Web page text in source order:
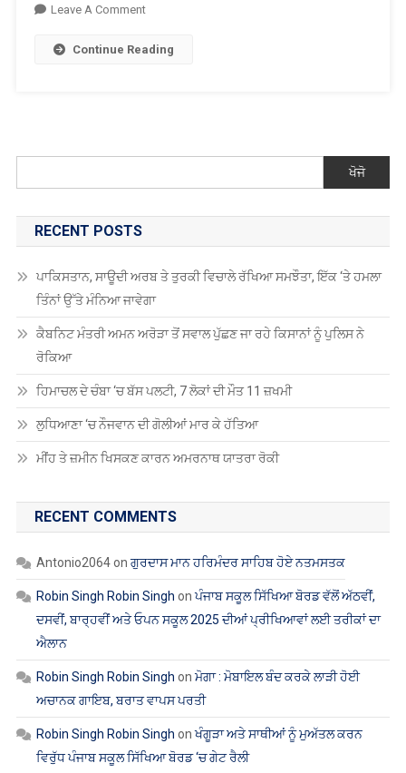
Leave A CommentOn
ਦੀ
ਅਪੀਲ
ਕਾਰੋਬਾਰੀਆਂ
ਪੱਟੀਆਂ
ਬੰਨ੍ਹ
ਕੇ
ਜਤਾਇਆ
Continue Reading
ਖੋਜੋ
RECENT POSTS
ਪਾਕਿਸਤਾਨ, ਸਾਊਦੀ ਅਰਬ ਤੇ ਤੁਰਕੀ ਵਿਚਾਲੇ ਰੱਖਿਆ ਸਮਝੌਤਾ, ਇੱਕ ‘ਤੇ ਹਮਲਾ
ਤਿੰਨਾਂ ਉੱਤੇ ਮੰਨਿਆ ਜਾਵੇਗਾ
ਕੈਬਨਿਟ ਮੰਤਰੀ ਅਮਨ ਅਰੋੜਾ ਤੋਂ ਸਵਾਲ ਪੁੱਛਣ ਜਾ ਰਹੇ ਕਿਸਾਨਾਂ ਨੂੰ ਪੁਲਿਸ ਨੇ
ਰੋਕਿਆ
ਹਿਮਾਚਲ ਦੇ ਚੰਬਾ ‘ਚ ਬੱਸ ਪਲਟੀ, 7 ਲੋਕਾਂ ਦੀ ਮੌਤ 11 ਜ਼ਖਮੀ
ਲੁਧਿਆਣਾ ‘ਚ ਨੌਜਵਾਨ ਦੀ ਗੋਲੀਆਂ ਮਾਰ ਕੇ ਹੱਤਿਆ
ਮੀਂਹ ਤੇ ਜ਼ਮੀਨ ਖਿਸਕਣ ਕਾਰਨ ਅਮਰਨਾਥ ਯਾਤਰਾ ਰੋਕੀ
RECENT COMMENTS
Antonio2064on ਗੁਰਦਾਸ ਮਾਨ ਹਰਿਮੰਦਰ ਸਾਹਿਬ ਹੋਏ ਨਤਮਸਤਕ
Robin Singh Robin Singh onਪੰਜਾਬ ਸਕੂਲ ਸਿੱਖਿਆ ਬੋਰਡ ਵੱਲੋਂ ਅੱਠਵੀਂ,
ਦਸਵੀਂ, ਬਾਰ੍ਹਵੀਂ ਅਤੇ ਓਪਨ ਸਕੂਲ 2025 ਦੀਆਂ ਪ੍ਰੀਖਿਆਵਾਂ ਲਈ ਤਰੀਕਾਂ ਦਾ
ਐਲਾਨ
Robin Singh Robin Singh on ਮੋਗਾ : ਮੋਬਾਇਲ ਬੰਦ ਕਰਕੇ ਲਾੜੀ ਹੋਈ
ਅਚਾਨਕ ਗਾਇਬ, ਬਰਾਤ ਵਾਪਸ ਪਰਤੀ
Robin Singh Robin Singh onਖੰਗੂੜਾ ਅਤੇ ਸਾਥੀਆਂ ਨੂੰ ਮੁਅੱਤਲ ਕਰਨ
ਵਿਰੁੱਧ ਪੰਜਾਬ ਸਕੂਲ ਸਿੱਖਿਆ ਬੋਰਡ ‘ਚ ਗੇਟ ਰੈਲੀ